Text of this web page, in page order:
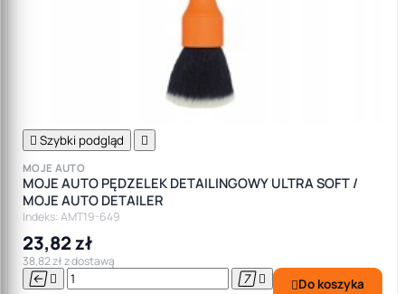
 Szybki podgląd 
MOJE AUTO
MOJE AUTO PĘDZELEK DETAILINGOWY ULTRA SOFT /
MOJE AUTO DETAILER
Indeks: AMT19-649
23,82 zł
38,82 zł z dostawą
    Do koszyka